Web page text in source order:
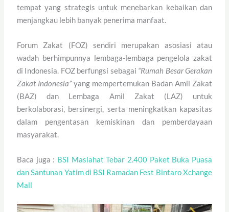
tempat yang strategis untuk menebarkan kebaikan dan
menjangkau lebih banyak penerima manfaat.
Forum Zakat (FOZ) sendiri merupakan asosiasi atau
wadah berhimpunnya lembaga-lembaga pengelola zakat
di Indonesia. FOZ berfungsi sebagai “Rumah Besar Gerakan
Zakat Indonesia” yang mempertemukan Badan Amil Zakat
(BAZ) dan Lembaga Amil Zakat (LAZ) untuk
berkolaborasi, bersinergi, serta meningkatkan kapasitas
dalam pengentasan kemiskinan dan pemberdayaan
masyarakat.
Baca juga : BSI Maslahat Tebar 2.400 Paket Buka Puasa
dan Santunan Yatim di BSI Ramadan Fest Bintaro Xchange
Mall